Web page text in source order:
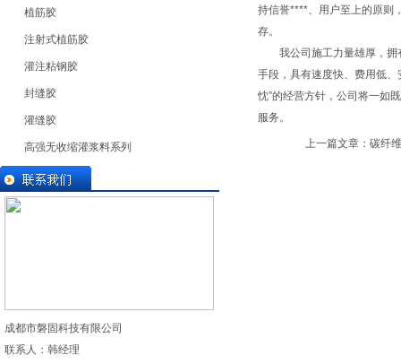
植筋胶
注射式植筋胶
灌注粘钢胶
封缝胶
灌缝胶
高强无收缩灌浆料系列
成都市磐固科技有限公司
联系人：韩经理
持信誉****、用户至上的原则
存。
我公司施工力量雄厚，拥
手段，具有速度快、费用低
忱”的经营方针，公司将一如
服务。
上一篇文章： 碳纤